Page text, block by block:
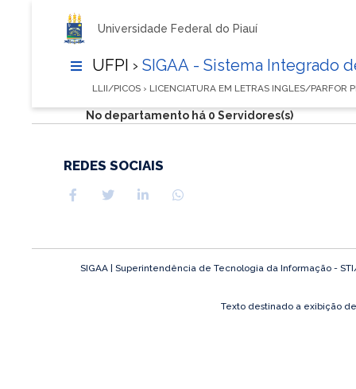
Universidade Federal do Piauí
UFPI › SIGAA - Sistema Integrado
LLII/PICOS › LICENCIATURA EM LETRAS INGLES/PARFOR
No departamento há 0 Servidores(s)
REDES SOCIAIS
SIGAA | Superintendência de Tecnologia da Informação -
Texto destinado a exibição